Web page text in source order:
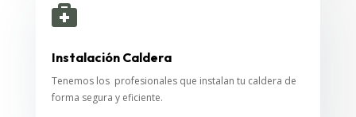

Instalación Caldera
Tenemos los profesionales que instalan tu caldera de
forma segura y eficiente.